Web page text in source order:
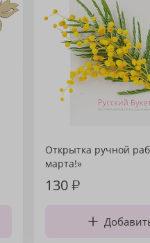
Открытка ручной
марта!»
130₽